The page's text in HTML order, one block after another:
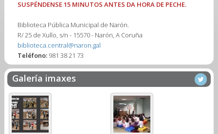
SUSPÉNDENSE 15 MINUTOS ANTES DA HORA DE PECHE.
Biblioteca Pública Municipal de Narón.
R/ 25 de Xullo, s/n - 15570 - Narón, A Coruña
biblioteca.central@naron.gal
Teléfono:981 38 21 73
Galería imaxes